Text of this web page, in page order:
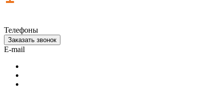
Телефоны
Заказать звонок
E-mail